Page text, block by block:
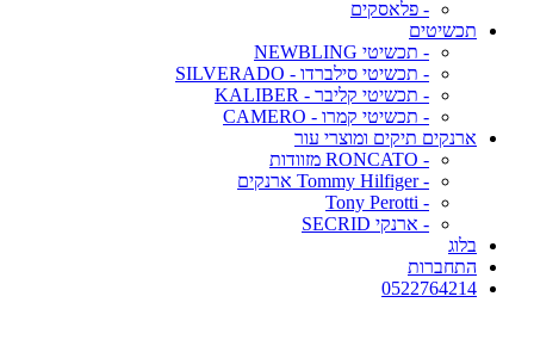
- פלאסקים
תכשיטים
- תכשיטי NEWBLING
- תכשיטי סילברדו - SILVERADO
- תכשיטי קליבר - KALIBER
- תכשיטי קמרו - CAMERO
ארנקים תיקים ומוצרי עור
- RONCATO מזוודות
- Tommy Hilfiger ארנקים
- Tony Perotti
- ארנקי SECRID
בלוג
התחברות
0522764214